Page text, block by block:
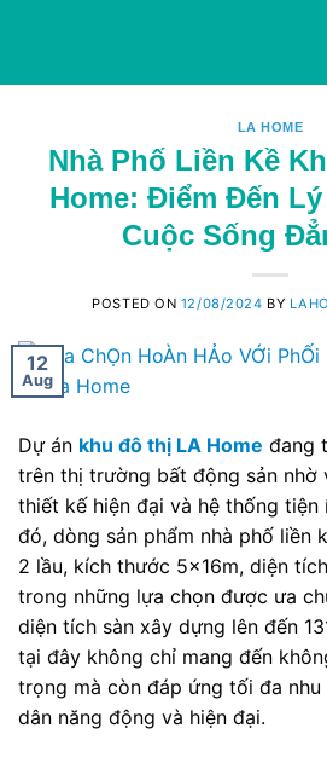
content
LA HOME
Nhà Phố Liền Kề
Home: Điểm Đến
Cuộc Sống
POSTED ON 12/08/2024 BY
12
Aug
Dự án khu đô thị LA Home đang
trên thị trường bất động sản nhờ
thiết kế hiện đại và hệ thống
đó, dòng sản phẩm nhà phố liền
2 lầu, kích thước 5x16m, diện
trong những lựa chọn được ưa
diện tích sàn xây dựng lên đến
tại đây không chỉ mang đến
trọng mà còn đáp ứng tối đa nhu
dân năng động và hiện đại.